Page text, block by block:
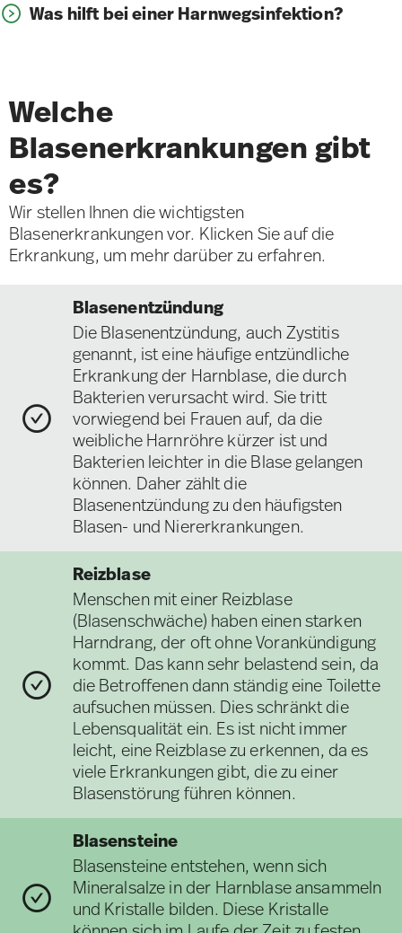
Was hilft bei einer Harnwegsinfektion?
Welche
Blasenerkrankungen gibt
es?
Wir stellen Ihnen die wichtigsten
Blasenerkrankungen vor. Klicken Sie auf die
Erkrankung, um mehr darüber zu erfahren.
Blasenentzündung
Die Blasenentzündung, auch Zystitis
genannt, ist eine häufige entzündliche
Erkrankung der Harnblase, die durch
Bakterien verursacht wird. Sie tritt
vorwiegend bei Frauen auf, da die
weibliche Harnröhre kürzer ist und
Bakterien leichter in die Blase gelangen
können. Daher zählt die
Blasenentzündung zu den häufigsten
Blasen- und Niererkrankungen.
Reizblase
Menschen mit einer Reizblase
(Blasenschwäche) haben einen starken
Harndrang, der oft ohne Vorankündigung
kommt. Das kann sehr belastend sein, da
die Betroffenen dann ständig eine Toilette
aufsuchen müssen. Dies schränkt die
Lebensqualität ein. Es ist nicht immer
leicht, eine Reizblase zu erkennen, da es
viele Erkrankungen gibt, die zu einer
Blasenstörung führen können.
Blasensteine
Blasensteine entstehen, wenn sich
Mineralsalze in der Harnblase ansammeln
und Kristalle bilden. Diese Kristalle